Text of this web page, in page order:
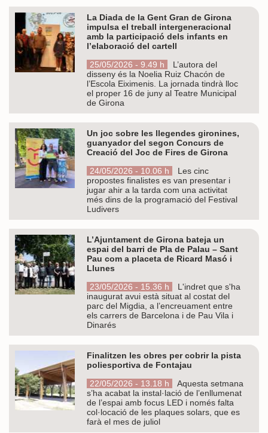
La Diada de la Gent Gran de Girona
impulsa el treball intergeneracional
amb la participació dels infants en
l’elaboració del cartell
25/05/2026 - 9.49 h
L’autora del
disseny és la Noelia Ruiz Chacón de
l’Escola Eiximenis. La jornada tindrà lloc
el proper 16 de juny al Teatre Municipal
de Girona
Un joc sobre les llegendes gironines,
guanyador del segon Concurs de
Creació del Joc de Fires de Girona
24/05/2026 - 10.06 h
Les cinc
propostes finalistes es van presentar i
jugar ahir a la tarda com una activitat
més dins de la programació del Festival
Ludivers
L’Ajuntament de Girona bateja un
espai del barri de Pla de Palau – Sant
Pau com a placeta de Ricard Masó i
Llunes
23/05/2026 - 15.36 h
L'indret que s'ha
inaugurat avui està situat al costat del
parc del Migdia, a l’encreuament entre
els carrers de Barcelona i de Pau Vila i
Dinarés
Finalitzen les obres per cobrir la pista
poliesportiva de Fontajau
22/05/2026 - 13.18 h
Aquesta setmana
s’ha acabat la instal·lació de l’enllumenat
de l’espai amb focus LED i només falta
col·locació de les plaques solars, que es
farà el mes de juliol